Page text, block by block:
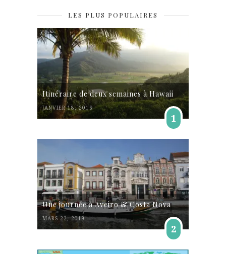
LES PLUS POPULAIRES
Itinéraire de deux semaines à Hawaii
JANVIER 18, 2016
1
Une journée à Aveiro & Costa Nova
MARS 22, 2019
2